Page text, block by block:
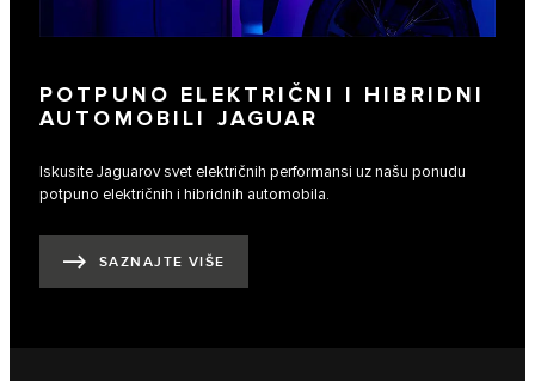
POTPUNO ELEKTRIČNI I HIBRIDNI
AUTOMOBILI JAGUAR
Iskusite Jaguarov svet električnih performansi uz našu ponudu
potpuno električnih i hibridnih automobila.
SAZNAJTE VIŠE